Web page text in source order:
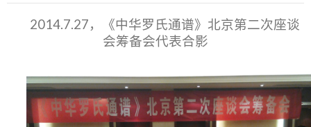
2014.7.27，《中华罗氏通谱》北京第二次座谈
会筹备会代表合影